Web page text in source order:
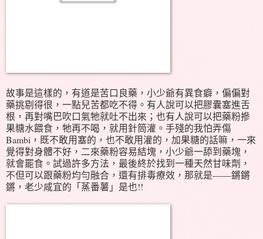
故事是這樣的，有道是苦口良藥，小少爺有異食癖，偏偏對
藥挑剔得很，一點兒苦都吃不得。有人說可以把膠囊塞進舌
根，再對嘴巴吹口氣牠就吐不出來；也有人說可以把藥粉摻
果糖水餵食，牠再不喝，就用針筒灌。手殘的我怕弄傷
Bambi，既不敢用塞的，也不敢用灌的，加果糖的話嘛，一來
覺得對身體不好，二來藥粉容易結塊，小少爺一舔到藥塊，
就會罷食。試過許多方法，最後終於找到一種天然甘味劑，
不但可以跟藥粉均勻融合，還有排毒療效，那就是——鏘鏘
鏘，老少咸宜的「蒸番薯」是也!!